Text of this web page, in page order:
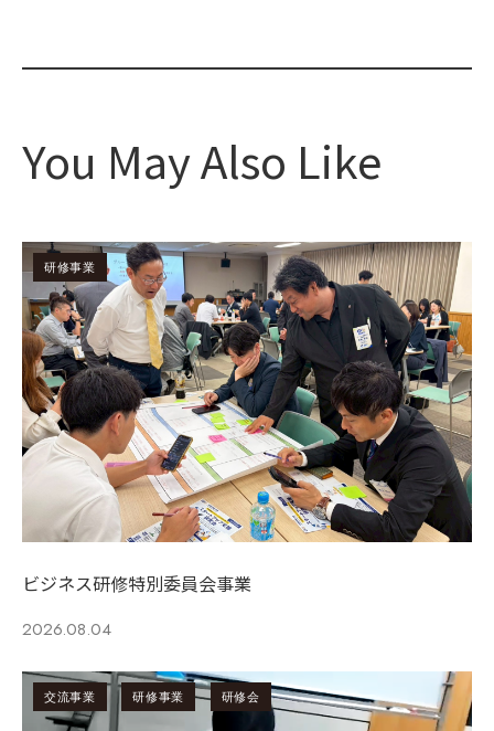
You May Also Like
研修事業
ビジネス研修特別委員会事業
2026.08.04
交流事業 研修事業 研修会